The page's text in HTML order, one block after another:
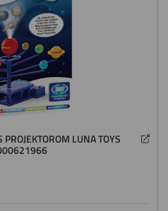
LUNA TOYS